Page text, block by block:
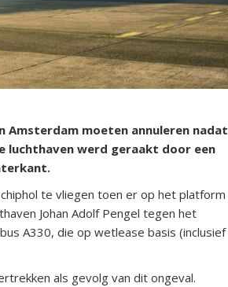
Amsterdam moeten annuleren nadat
luchthaven werd geraakt door een
te vliegen toen er op het platform
Johan Adolf Pengel tegen het
A330, die op wetlease basis (inclusief
als gevolg van dit ongeval.